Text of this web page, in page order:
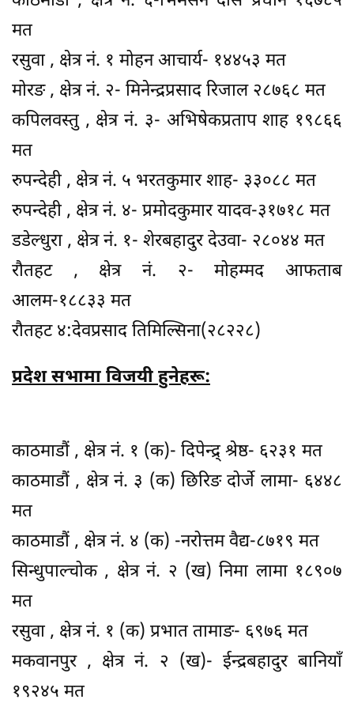
मत
रसुवा , क्षेत्र नं. १ मोहन आचार्य- १४४५३ मत
मोरङ , क्षेत्र नं. २- मिनेन्द्रप्रसाद रिजाल २८७६८ मत
कपिलवस्तु , क्षेत्र नं. ३- अभिषेकप्रताप शाह १९८६६
मत
रुपन्देही , क्षेत्र नं. ५ भरतकुमार शाह- ३३०८८ मत
रुपन्देही , क्षेत्र नं. ४- प्रमोदकुमार यादव-३१७१८ मत
डडेल्धुरा , क्षेत्र नं. १- शेरबहादुर देउवा- २८०४४ मत
रौतहट , क्षेत्र नं. २- मोहम्मद आफताब
आलम-१८८३३ मत
रौतहट ४:देवप्रसाद तिमिल्सिना(२८२२८)
प्रदेश सभामा विजयी हुनेहरू:
काठमाडौं , क्षेत्र नं. १ (क)- दिपेन्द्र् श्रेष्ठ- ६२३१ मत
काठमाडौं , क्षेत्र नं. ३ (क) छिरिङ दोर्जे लामा- ६४४८
मत
काठमाडौं , क्षेत्र नं. ४ (क) -नरोत्तम वैद्य-८७१९ मत
सिन्धुपाल्चोक , क्षेत्र नं. २ (ख) निमा लामा १८९०७
मत
रसुवा , क्षेत्र नं. १ (क) प्रभात तामाङ- ६९७६ मत
मकवानपुर , क्षेत्र नं. २ (ख)- ईन्द्रबहादुर बानियाँ
१९२४५ मत